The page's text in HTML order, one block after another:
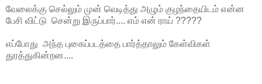
வேலைக்கு செல்லும் முன் வெடித்து அழும் குழந்தையிடம் என்ன
பேசி விட்டு சென்று இருப்பார்.... எம் என் ராய் ?????
எப்போது அந்த புகைப்படத்தை பார்த்தாலும் கேள்விகள்
துரத்துகின்றன....